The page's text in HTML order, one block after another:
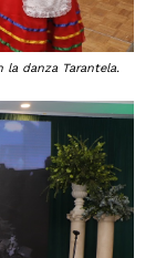
la danza Tarantela.